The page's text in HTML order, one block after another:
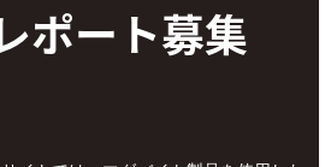
ポート募集